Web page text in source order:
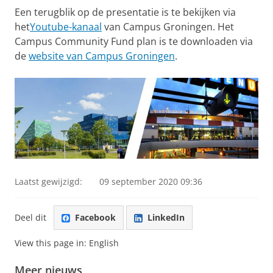
Een terugblik op de presentatie is te bekijken via
hetYoutube-kanaal van Campus Groningen. Het
Campus Community Fund plan is te downloaden via
dewebsite van Campus Groningen.
Laatst gewijzigd: 09 september 2020 09:36
Deel dit Facebook LinkedIn
View this page in: English
Meer nieuws